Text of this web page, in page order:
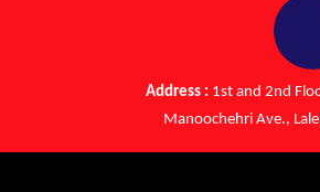
Address : 1st and 2nd
Manoochehri Ave.,